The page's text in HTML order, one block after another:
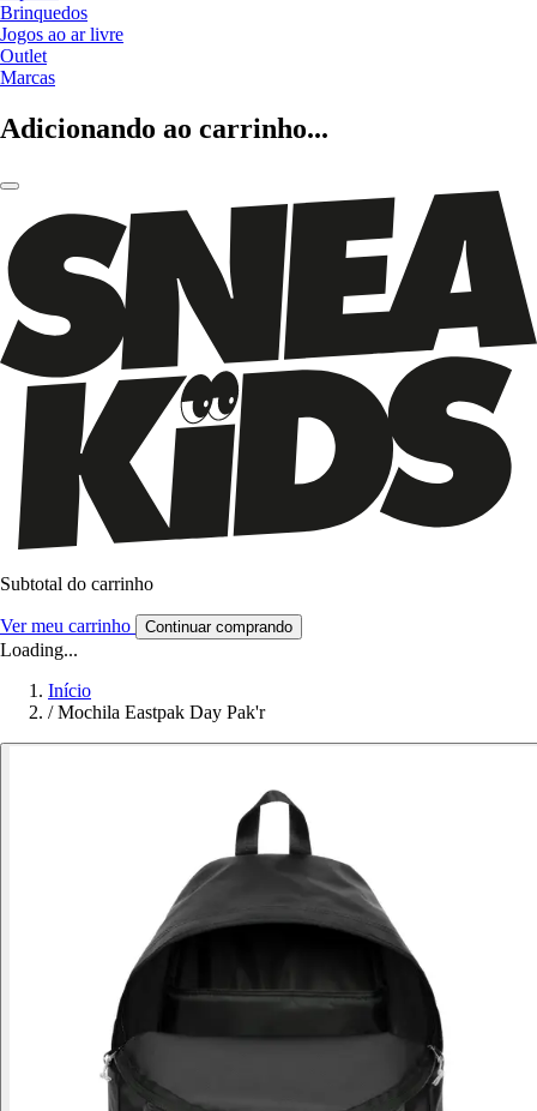
Brinquedos
Jogos ao ar livre
Outlet
Marcas
Adicionando ao carrinho...
Subtotal do carrinho
Ver meu carrinho Continuar comprando
Loading...
Início
/ Mochila Eastpak Day Pak'r